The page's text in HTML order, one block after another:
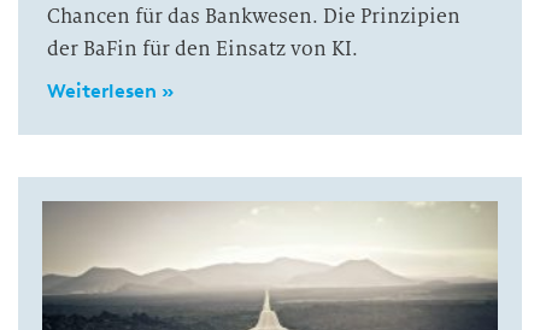
Chancen für das Bankwesen. Die Prinzipien
der BaFin für den Einsatz von KI.
Weiterlesen »